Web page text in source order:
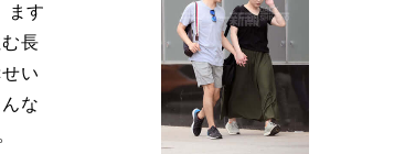
ます
長
い
な